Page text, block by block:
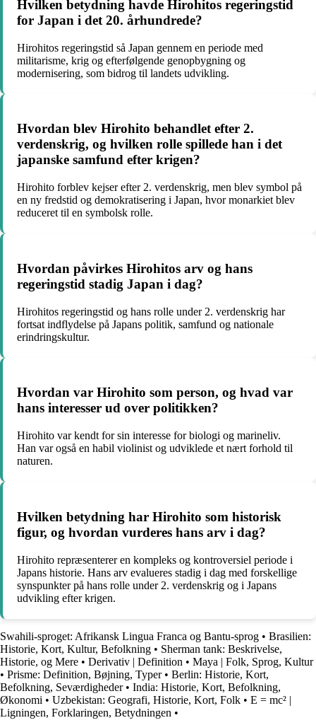
Hvilken betydning havde Hirohitos regeringstid
for Japan i det 20. århundrede?
Hirohitos regeringstid så Japan gennem en periode med
militarisme, krig og efterfølgende genopbygning og
modernisering, som bidrog til landets udvikling.
Hvordan blev Hirohito behandlet efter 2.
verdenskrig, og hvilken rolle spillede han i det
japanske samfund efter krigen?
Hirohito forblev kejser efter 2. verdenskrig, men blev symbol på
en ny fredstid og demokratisering i Japan, hvor monarkiet blev
reduceret til en symbolsk rolle.
Hvordan påvirkes Hirohitos arv og hans
regeringstid stadig Japan i dag?
Hirohitos regeringstid og hans rolle under 2. verdenskrig har
fortsat indflydelse på Japans politik, samfund og nationale
erindringskultur.
Hvordan var Hirohito som person, og hvad var
hans interesser ud over politikken?
Hirohito var kendt for sin interesse for biologi og marineliv.
Han var også en habil violinist og udviklede et nært forhold til
naturen.
Hvilken betydning har Hirohito som historisk
figur, og hvordan vurderes hans arv i dag?
Hirohito repræsenterer en kompleks og kontroversiel periode i
Japans historie. Hans arv evalueres stadig i dag med forskellige
synspunkter på hans rolle under 2. verdenskrig og i Japans
udvikling efter krigen.
Swahili-sproget: Afrikansk Lingua Franca og Bantu-sprog • Brasilien:
Historie, Kort, Kultur, Befolkning • Sherman tank: Beskrivelse,
Historie, og Mere • Derivativ | Definition • Maya | Folk, Sprog, Kultur
• Prisme: Definition, Bøjning, Typer• Berlin: Historie, Kort,
Befolkning, Seværdigheder• India: Historie, Kort, Befolkning,
Økonomi • Uzbekistan: Geografi, Historie, Kort, Folk • E = mc² |
Ligningen, Forklaringen, Betydningen •